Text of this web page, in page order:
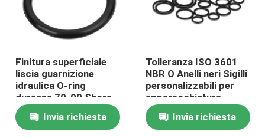
Finitura superficiale
liscia guarnizione
idraulica O-ring
durezza 70-90 Shore
A ideale per pompe
idrauliche, cilindri e
valvole
Invia richiesta
Tolleranza ISO 3601
NBR O Anelli neri Sigilli
personalizzabili per
apparecchiature
idrauliche
pneumatiche e
componenti di
Invia richiesta